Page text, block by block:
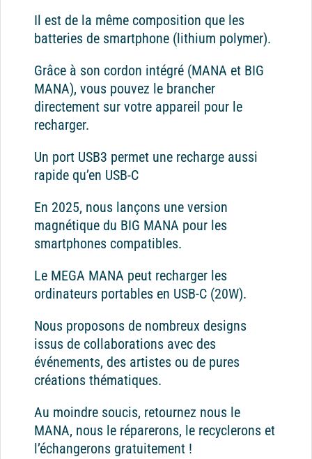
Il est de la même composition que les
batteries de smartphone (lithium polymer).
Grâce à son cordon intégré (MANA et BIG
MANA), vous pouvez le brancher
directement sur votre appareil pour le
recharger.
Un port USB3 permet une recharge aussi
rapide qu’en USB-C
En 2025, nous lançons une version
magnétique du BIG MANA pour les
smartphones compatibles.
Le MEGA MANA peut recharger les
ordinateurs portables en USB-C (20W).
Nous proposons de nombreux designs
issus de collaborations avec des
événements, des artistes ou de pures
créations thématiques.
Au moindre soucis, retournez nous le
MANA, nous le réparerons, le recyclerons et
l’échangerons gratuitement !